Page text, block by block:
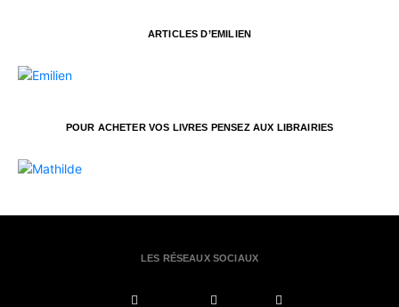
ARTICLES D’EMILIEN
POUR ACHETER VOS LIVRES PENSEZ AUX LIBRAIRIES
LES RÉSEAUX SOCIAUX